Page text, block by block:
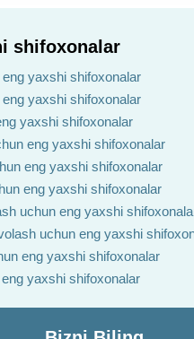
shifoxonalar
yaxshi shifoxonalar
yaxshi shifoxonalar
yaxshi shifoxonalar
eng yaxshi shifoxonalar
eng yaxshi shifoxonalar
eng yaxshi shifoxonalar
uchun eng yaxshi
uchun eng yaxshi
eng yaxshi shifoxonalar
yaxshi shifoxonalar